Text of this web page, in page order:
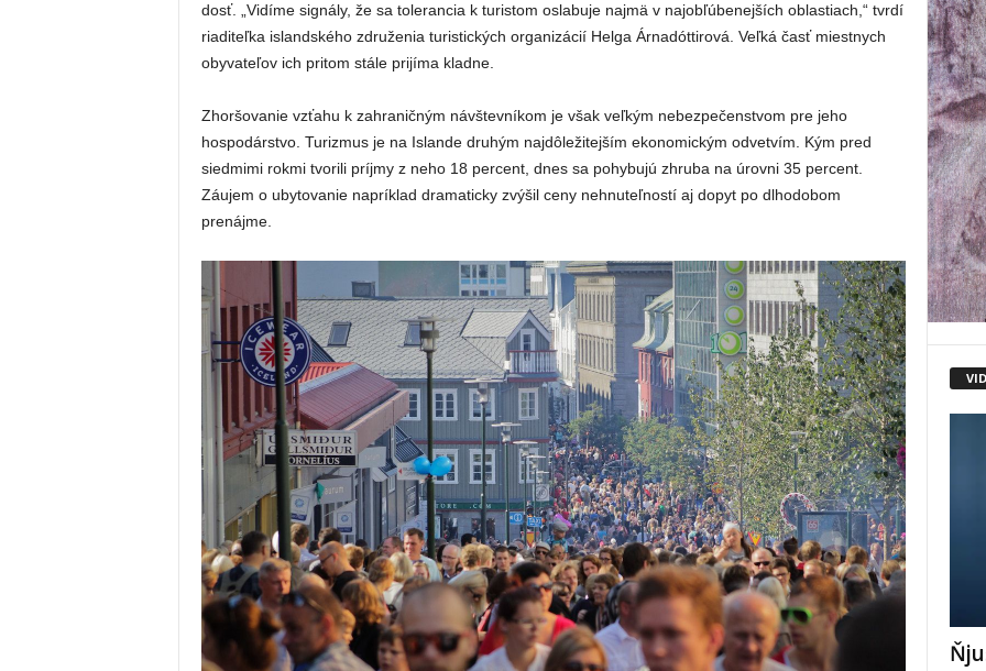
dosť. „Vidíme signály, že sa tolerancia k turistom oslabuje najmä v najobľúbenejších oblastiach,“ tvrdí
riaditeľka islandského združenia turistických organizácií Helga Árnadóttirová. Veľká časť miestnych
obyvateľov ich pritom stále prijíma kladne.
Zhoršovanie vzťahu k zahraničným návštevníkom je však veľkým nebezpečenstvom pre jeho
hospodárstvo. Turizmus je na Islande druhým najdôležitejším ekonomickým odvetvím. Kým pred
siedmimi rokmi tvorili príjmy z neho 18 percent, dnes sa pohybujú zhruba na úrovni 35 percent.
Záujem o ubytovanie napríklad dramaticky zvýšil ceny nehnuteľností aj dopyt po dlhodobom
prenájme.